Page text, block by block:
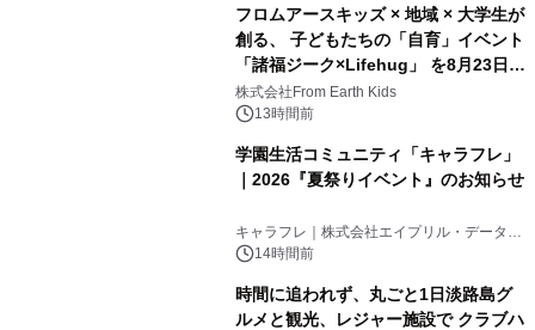
フロムアースキッズ × 地域 × 大学生が
創る、 子どもたちの「自育」イベント
「諸福ジーク×Lifehug」 を8月23日
(日)開催
株式会社From Earth Kids
13時間前
学園生活コミュニティ「キャラフレ」
｜2026『夏祭りイベント』のお知らせ
キャラフレ｜株式会社エイプリル・データ・
デザインズ
14時間前
時間に追われず、丸ごと1日淡路島グ
ルメと観光、レジャー施設で クラブハ